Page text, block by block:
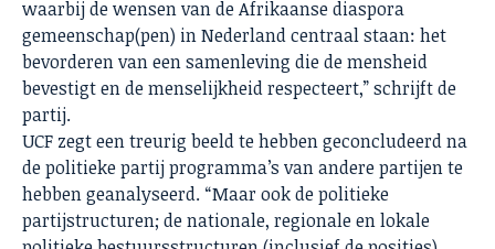
waarbij de wensen van de Afrikaanse diaspora
gemeenschap(pen) in Nederland centraal staan: het
bevorderen van een samenleving die de mensheid
bevestigt en de menselijkheid respecteert,” schrijft de
partij.
UCF zegt een treurig beeld te hebben geconcludeerd na
de politieke partij programma’s van andere partijen te
hebben geanalyseerd. “Maar ook de politieke
partijstructuren; de nationale, regionale en lokale